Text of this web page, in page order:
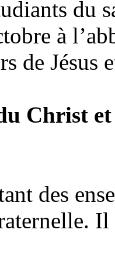
du
à
de Jésus
Christ
des